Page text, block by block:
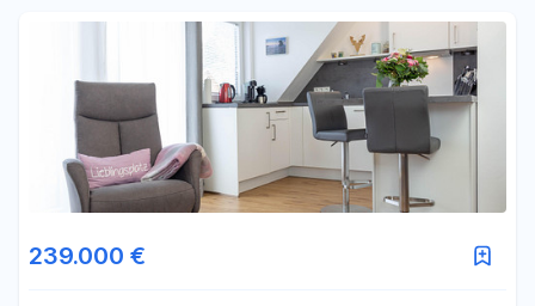
€
Filter für Preis zurücksetzen
239.000 €